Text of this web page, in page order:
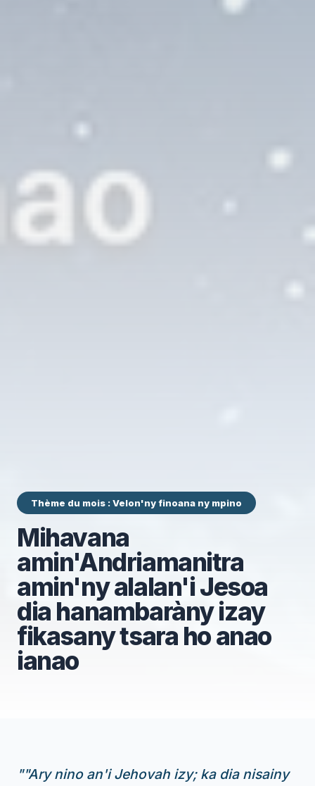
Thème du mois : Velon'ny finoana ny mpino
Mihavana
amin'Andriamanitra
amin'ny alalan'i Jesoa
dia hanambaràny izay
fikasany tsara ho anao
ianao
""Ary nino an'i Jehovah izy; ka dia nisainy